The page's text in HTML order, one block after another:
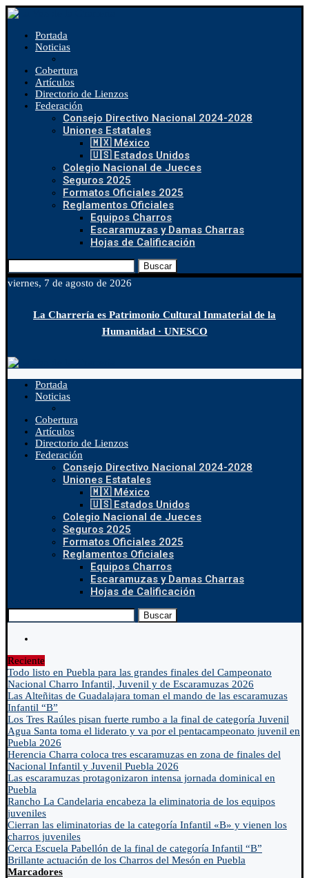
Portada
Noticias
Cobertura
Artículos
Directorio de Lienzos
Federación
Consejo Directivo Nacional 2024-2028
Uniones Estatales
🇲🇽 México
🇺🇸 Estados Unidos
Colegio Nacional de Jueces
Seguros 2025
Formatos Oficiales 2025
Reglamentos Oficiales
Equipos Charros
Escaramuzas y Damas Charras
Hojas de Calificación
Buscar
viernes, 7 de agosto de 2026
La Charrería es Patrimonio Cultural Inmaterial de la
Humanidad · UNESCO
Portada
Noticias
Cobertura
Artículos
Directorio de Lienzos
Federación
Consejo Directivo Nacional 2024-2028
Uniones Estatales
🇲🇽 México
🇺🇸 Estados Unidos
Colegio Nacional de Jueces
Seguros 2025
Formatos Oficiales 2025
Reglamentos Oficiales
Equipos Charros
Escaramuzas y Damas Charras
Hojas de Calificación
Buscar
Reciente
Todo listo en Puebla para las grandes finales del Campeonato
Nacional Charro Infantil, Juvenil y de Escaramuzas 2026
Las Alteñitas de Guadalajara toman el mando de las escaramuzas
Infantil “B”
Los Tres Raúles pisan fuerte rumbo a la final de categoría Juvenil
Agua Santa toma el liderato y va por el pentacampeonato juvenil en
Puebla 2026
Herencia Charra coloca tres escaramuzas en zona de finales del
Nacional Infantil y Juvenil Puebla 2026
Las escaramuzas protagonizaron intensa jornada dominical en
Puebla
Rancho La Candelaria encabeza la eliminatoria de los equipos
juveniles
Cierran las eliminatorias de la categoría Infantil «B» y vienen los
charros juveniles
Cerca Escuela Pabellón de la final de categoría Infantil “B”
Brillante actuación de los Charros del Mesón en Puebla
Marcadores